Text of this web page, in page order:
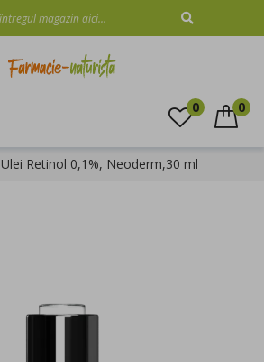
CAUTARE
0 0
Ulei Retinol 0,1%, Neoderm,30 ml